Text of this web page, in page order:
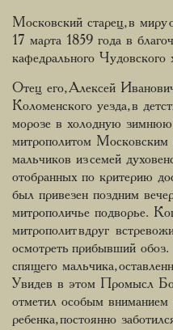
Московский старец, в
17 марта 1859 года в
кафедрального Чудовского
Отец его, Алексей
Коломенского уезда, в
морозе в холодную зимнюю
митрополитом
мальчиков из семей
отобранных по критерию
был привезен поздним
митрополичье подворье.
митрополит вдруг
осмотреть прибывший
спящего мальчика,
Увидев в этом Промысл
отметил особым вниманием
ребенка, постоянно